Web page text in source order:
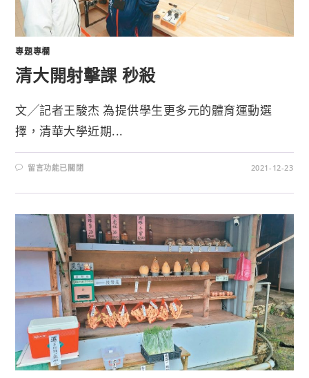
專題專欄
清大開射擊課 秒殺
文╱記者王駿杰 為提供學生更多元的體育運動選
擇，清華大學近期...
留言功能已關閉 2021-12-23